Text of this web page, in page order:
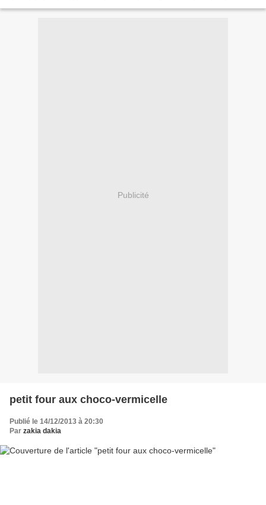
Publicité
petit four aux choco-vermicelle
Publié le 14/12/2013 à 20:30
Par zakia dakia